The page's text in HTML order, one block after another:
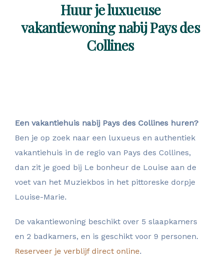
Huur je luxueuse
vakantiewoning nabij Pays des
Collines
Een vakantiehuis nabij Pays des Collines huren?
Ben je op zoek naar een luxueus en authentiek
vakantiehuis in de regio van Pays des Collines,
dan zit je goed bij Le bonheur de Louise aan de
voet van het Muziekbos in het pittoreske dorpje
Louise-Marie.
De vakantiewoning beschikt over 5 slaapkamers
en 2 badkamers, en is geschikt voor 9 personen.
Reserveer je verblijf direct online.